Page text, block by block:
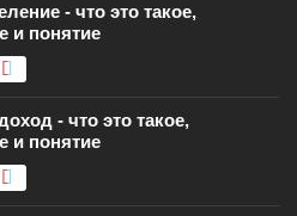
- что это такое,
и понятие
- что это такое,
и понятие